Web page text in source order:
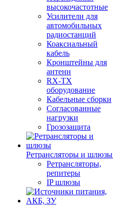
высокочастотные
Усилители для
автомобильных
радиостанций
Коаксиальный
кабель
Кронштейны для
антенн
RX-TX
оборудование
Кабельные сборки
Согласованные
нагрузки
Грозозащита
Ретрансляторы и шлюзы
Ретрансляторы,
репитеры
IP шлюзы